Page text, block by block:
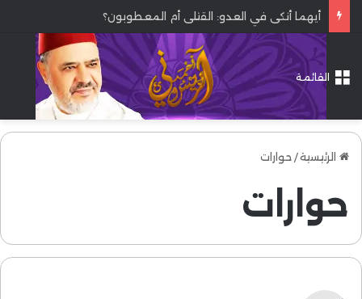
أيهما أنكى في العدو: القتلى أم المعطوبون؟
القائمة
الرئيسية/ حوارات
حوارات